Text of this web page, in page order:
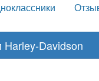
Davidson